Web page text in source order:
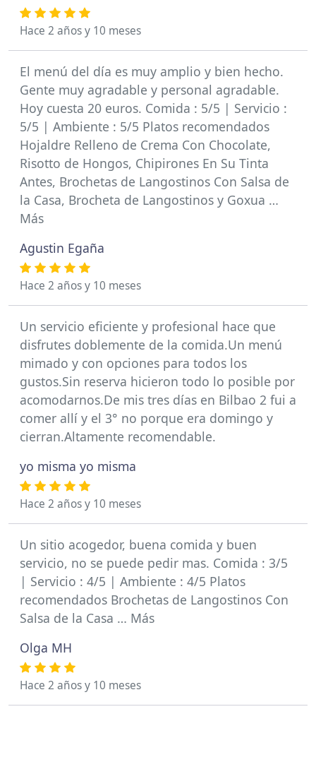
Hace 2 años y 10 meses
El menú del día es muy amplio y bien hecho.
Gente muy agradable y personal agradable.
Hoy cuesta 20 euros. Comida : 5/5 | Servicio :
5/5 | Ambiente : 5/5 Platos recomendados
Hojaldre Relleno de Crema Con Chocolate,
Risotto de Hongos, Chipirones En Su Tinta
Antes, Brochetas de Langostinos Con Salsa de
la Casa, Brocheta de Langostinos y Goxua …
Más
Agustin Egaña
Hace 2 años y 10 meses
Un servicio eficiente y profesional hace que
disfrutes doblemente de la comida.Un menú
mimado y con opciones para todos los
gustos.Sin reserva hicieron todo lo posible por
acomodarnos.De mis tres días en Bilbao 2 fui a
comer allí y el 3° no porque era domingo y
cierran.Altamente recomendable.
yo misma yo misma
Hace 2 años y 10 meses
Un sitio acogedor, buena comida y buen
servicio, no se puede pedir mas. Comida : 3/5
| Servicio : 4/5 | Ambiente : 4/5 Platos
recomendados Brochetas de Langostinos Con
Salsa de la Casa … Más
Olga MH
Hace 2 años y 10 meses